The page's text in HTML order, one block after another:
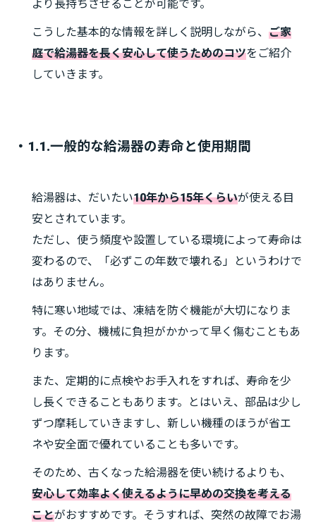
より長持ちさせることが可能です。
こうした基本的な情報を詳しく説明しながら、 ご家
庭で給湯器を長く安心して使うためのコツをご紹介
していきます。
・1.1.一般的な給湯器の寿命と使用期間
給湯器は、だいたい10年から15年くらいが使える目
安とされています。
ただし、使う頻度や設置している環境によって寿命は
変わるので、「必ずこの年数で壊れる」というわけで
はありません。
特に寒い地域では、凍結を防ぐ機能が大切になりま
す。その分、機械に負担がかかって早く傷むこともあ
ります。
また、定期的に点検やお手入れをすれば、寿命を少
し長くできることもあります。とはいえ、部品は少し
ずつ摩耗していきますし、新しい機種のほうが省エ
ネや安全面で優れていることも多いです。
そのため、古くなった給湯器を使い続けるよりも、
安心して効率よく使えるように早めの交換を考える
ことがおすすめです。そうすれば、突然の故障でお湯